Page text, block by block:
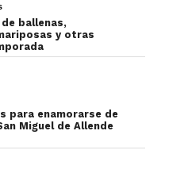
ballenas,
y otras
para enamorarse de
Miguel de Allende